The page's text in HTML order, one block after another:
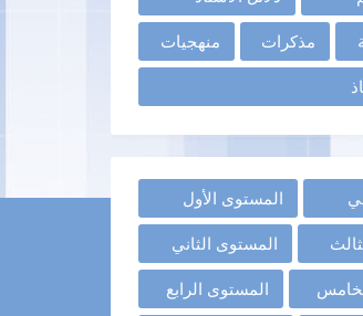
مذكرات منهجيات
المستوى الأول
المستوى الثاني
المستوى الرابع